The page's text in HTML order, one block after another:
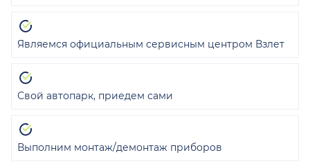
Являемся официальным сервисным центром Взлет
Свой автопарк, приедем сами
Выполним монтаж/демонтаж приборов